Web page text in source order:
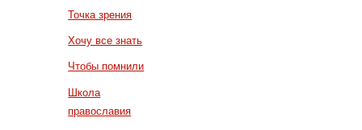
Точка зрения
Хочу все знать
Чтобы помнили
Школа
православия